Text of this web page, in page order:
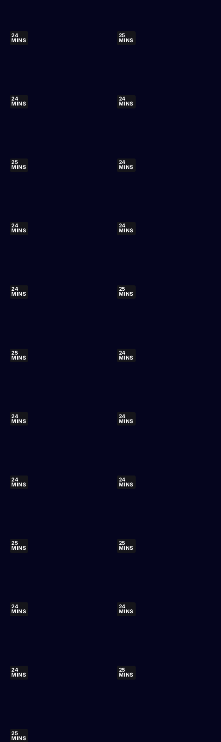
24
MINS
25
MINS
24
MINS
24
MINS
25
MINS
24
MINS
24
MINS
24
MINS
24
MINS
25
MINS
25
MINS
24
MINS
24
MINS
24
MINS
24
MINS
24
MINS
25
MINS
25
MINS
24
MINS
24
MINS
24
MINS
25
MINS
25
MINS